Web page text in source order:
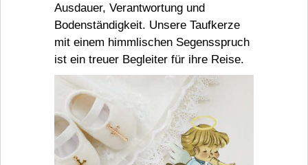
Ausdauer, Verantwortung und
Bodenständigkeit. Unsere Taufkerze
mit einem himmlischen Segensspruch
ist ein treuer Begleiter für ihre Reise.